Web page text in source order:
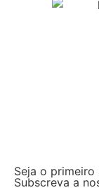
Seja o primeiro
Subscreva a